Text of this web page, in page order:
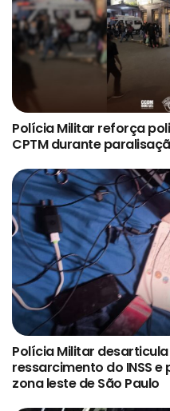
Polícia Militar reforça
CPTM durante
Polícia Militar
ressarcimento do INSS
zona leste de São Paulo